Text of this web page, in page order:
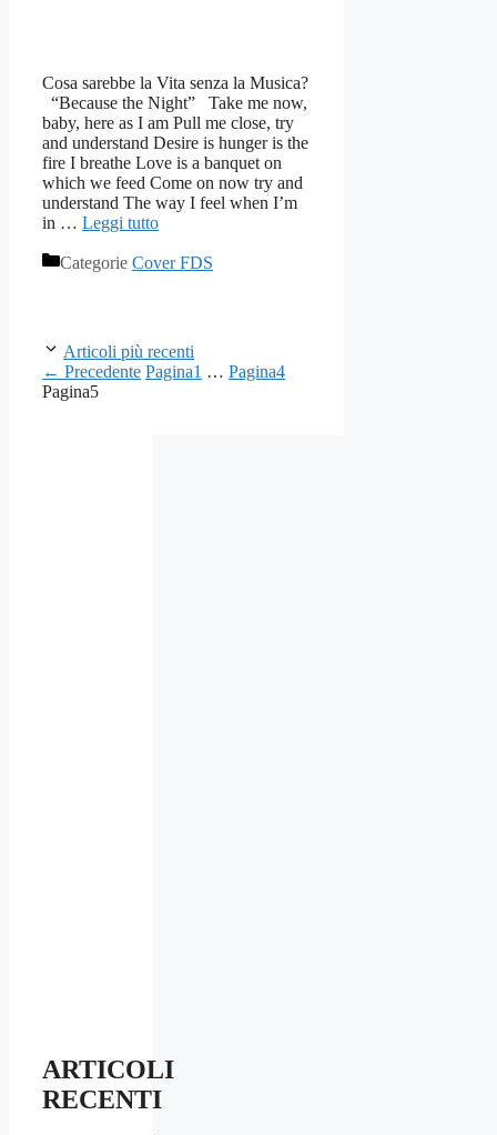
Cosa sarebbe la Vita senza la Musica?
“Because the Night” Take me now,
baby, here as I am Pull me close, try
and understand Desire is hunger is the
fire I breathe Love is a banquet on
which we feed Come on now try and
understand The way I feel when I’m
in … Leggi tutto
Categorie Cover FDS
Articoli più recenti
← Precedente Pagina1 … Pagina4
Pagina5
ARTICOLI
RECENTI